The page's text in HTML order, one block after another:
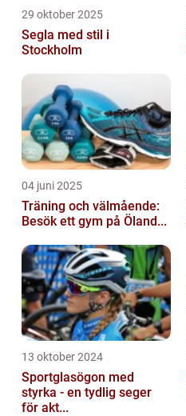
29 oktober 2025
Segla med stil i
Stockholm
04 juni 2025
Träning och välmående:
Besök ett gym på Öland...
13 oktober 2024
Sportglasögon med
styrka - en tydlig seger
för akt...